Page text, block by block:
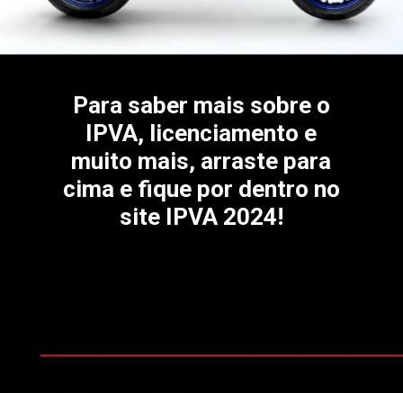
Para saber mais sobre o
IPVA, licenciamento e
muito mais, arraste para
cima e fique por dentro no
site IPVA 2024!